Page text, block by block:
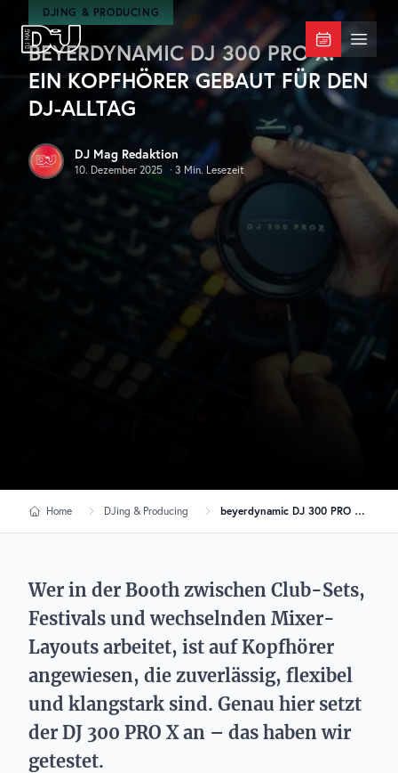
Zum Hauptinhalt springen
DJ Mag Germany Menü
DJING & PRODUCING
BEYERDYNAMIC DJ 300 PRO X:
EIN KOPFHÖRER GEBAUT FÜR DEN
DJ-ALLTAG
DJ Mag Redaktion
10. Dezember 2025 · 3 Min. Lesezeit
Home DJing & Producing beyerdynamic DJ 300 PRO X: Ein Kopfhörer gebaut für den DJ-Alltag
Wer in der Booth zwischen Club-Sets,
Festivals und wechselnden Mixer-
Layouts arbeitet, ist auf Kopfhörer
angewiesen, die zuverlässig, flexibel
und klangstark sind. Genau hier setzt
der DJ 300 PRO X an – das haben wir
getestet.